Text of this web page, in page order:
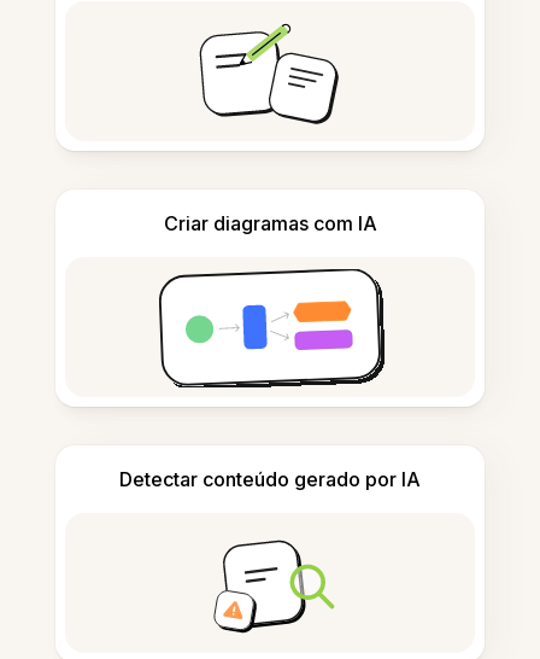
Criar diagramas com IA
Detectar conteúdo gerado por IA